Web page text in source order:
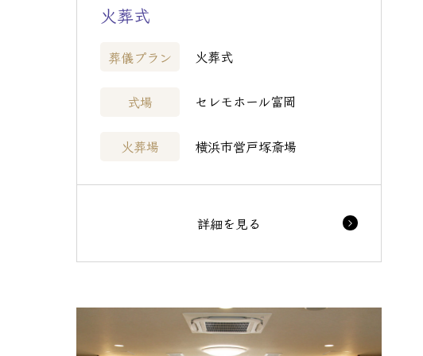
火葬式
葬儀プラン 火葬式
式場 セレモホール富岡
火葬場 横浜市営戸塚斎場
詳細を見る